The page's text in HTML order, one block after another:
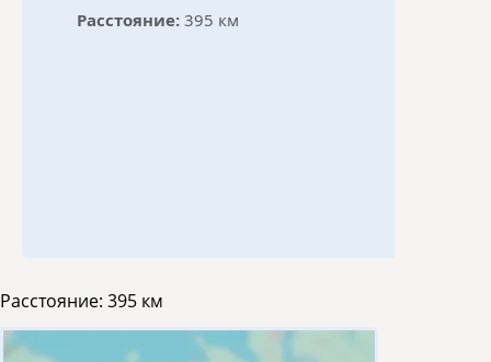
Расстояние: 395 км
Расстояние: 395 км